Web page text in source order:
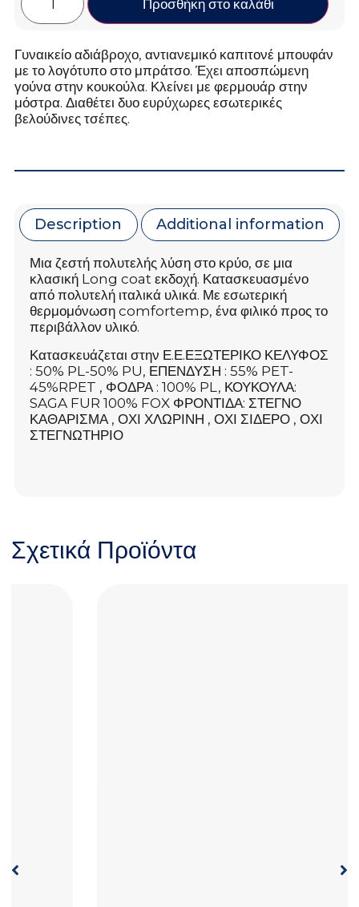
Προσθήκη στο καλάθι
Γυναικείο αδιάβροχο, αντιανεμικό καπιτονέ μπουφάν
με το λογότυπο στο μπράτσο. Έχει αποσπώμενη
γούνα στην κουκούλα. Κλείνει με φερμουάρ στην
μόστρα. Διαθέτει δυο ευρύχωρες εσωτερικές
βελούδινες τσέπες.
Description Additional information
Μια ζεστή πολυτελής λύση στο κρύο, σε μια
κλασική Long coat εκδοχή. Κατασκευασμένο
από πολυτελή ιταλικά υλικά. Με εσωτερική
θερμομόνωση comfortemp, ένα φιλικό προς το
περιβάλλον υλικό.
Κατασκευάζεται στην Ε.Ε.ΕΞΩΤΕΡΙΚΟ ΚΕΛΥΦΟΣ
: 50% PL-50% PU, ΕΠΕΝΔΥΣΗ : 55% PET-
45%RPET , ΦΟΔΡΑ : 100% PL, ΚΟΥΚΟΥΛΑ:
SAGA FUR 100% FOX ΦΡΟΝΤΙΔΑ: ΣΤΕΓΝΟ
ΚΑΘΑΡΙΣΜΑ , ΟΧΙ ΧΛΩΡΙΝΗ , ΟΧΙ ΣΙΔΕΡΟ , ΟΧΙ
ΣΤΕΓΝΩΤΗΡΙΟ
Σχετικά Προϊόντα